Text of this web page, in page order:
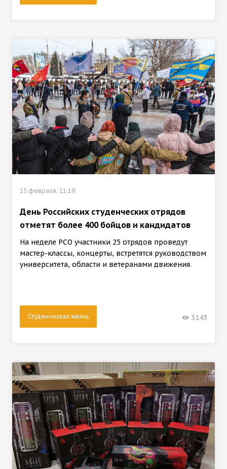
15 февраля, 11:19
День Российских студенческих отрядов
отметят более 400 бойцов и кандидатов
На неделе РСО участники 25 отрядов проведут
мастер-классы, концерты, встретятся руководством
университета, области и ветеранами движения.
Студенческая жизнь 3143